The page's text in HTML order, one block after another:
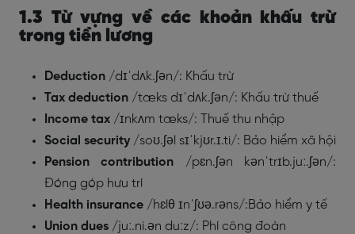
1.3 Từ vựng về các khoản khấu trừ
trong tiền lương
Deduction /dɪˈdʌk.ʃən/: Khấu trừ
Tax deduction /tæks dɪˈdʌk.ʃən/: Khấu trừ thuế
Income tax /ɪnkʌm tæks/: Thuế thu nhập
Social security /soʊ.ʃəl sɪˈkjʊr.ɪ.ti/: Bảo hiểm xã hội
Pension contribution /pɛn.ʃən kənˈtrɪb.juː.ʃən/:
Đóng góp hưu trí
Health insurance /hɛlθ ɪnˈʃʊə.rəns/:Bảo hiểm y tế
Union dues /juː.ni.ən duːz/: Phí công đoàn